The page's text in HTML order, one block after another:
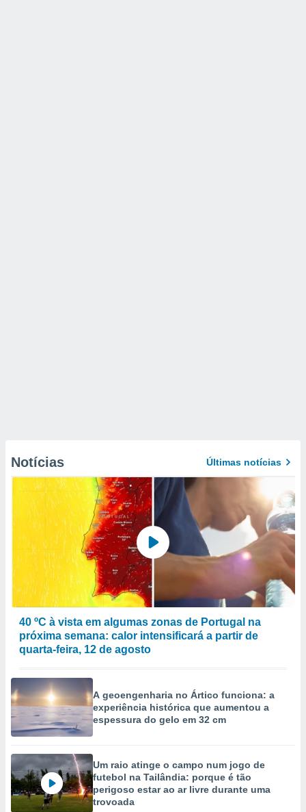
Notícias Últimas notícias
40 ºC à vista em algumas zonas de Portugal na
próxima semana: calor intensificará a partir de
quarta-feira, 12 de agosto
A geoengenharia no Ártico funciona: a
experiência histórica que aumentou a
espessura do gelo em 32 cm
Um raio atinge o campo num jogo de
futebol na Tailândia: porque é tão
perigoso estar ao ar livre durante uma
trovoada